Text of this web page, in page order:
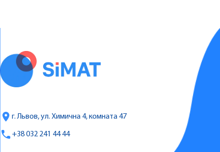
г. Львов, ул. Химична 4, комната 47
+38 032 241 44 44